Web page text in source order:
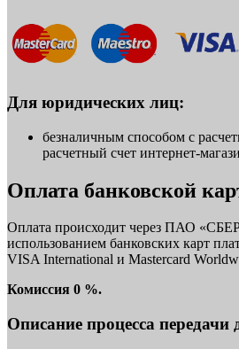
Для юридических лиц:
безналичным способом с
расчетный счет интернет-
Оплата банковской
Оплата происходит через ПАО
использованием банковских карт
VISA International и Mastercard
Комиссия 0 %.
Описание процесса передачи